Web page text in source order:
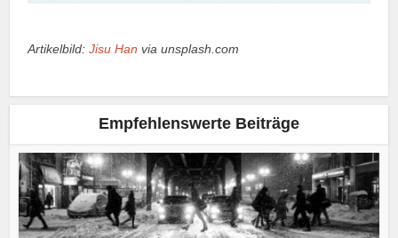
Artikelbild:Jisu Han via unsplash.com
Empfehlenswerte Beiträge